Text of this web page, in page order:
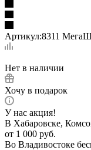
Артикул:8311
Нет в наличии
Хочу в подарок
У нас акция!
В Хабаровске,
от 1 000 руб.
Во Владивостоке